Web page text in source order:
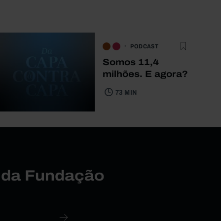
PODCAST
Somos 11,4
milhões. E agora?
73 MIN
Fundação